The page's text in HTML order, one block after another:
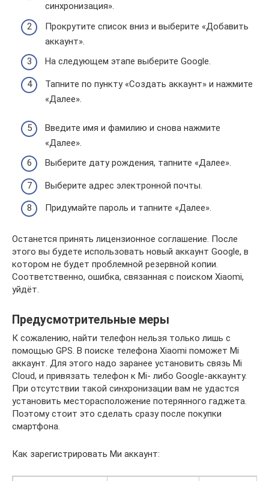
синхронизация».
Прокрутите список вниз и выберите «Добавить
аккаунт».
На следующем этапе выберите Google.
Тапните по пункту «Создать аккаунт» и нажмите
«Далее».
Введите имя и фамилию и снова нажмите
«Далее».
Выберите дату рождения, тапните «Далее».
Выберите адрес электронной почты.
Придумайте пароль и тапните «Далее».
Останется принять лицензионное соглашение. После
этого вы будете использовать новый аккаунт Google, в
котором не будет проблемной резервной копии.
Соответственно, ошибка, связанная с поиском Xiaomi,
уйдёт.
Предусмотрительные меры
К сожалению, найти телефон нельзя только лишь с
помощью GPS. В поиске телефона Xiaomi поможет Mi
аккаунт. Для этого надо заранее установить связь Mi
Cloud, и привязать телефон к Mi- либо Google-аккаунту.
При отсутствии такой синхронизации вам не удастся
установить месторасположение потерянного гаджета.
Поэтому стоит это сделать сразу после покупки
смартфона.
Как зарегистрировать Ми аккаунт: